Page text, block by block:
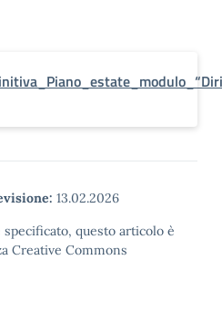
13.02.2026
questo articolo è
Creative Commons